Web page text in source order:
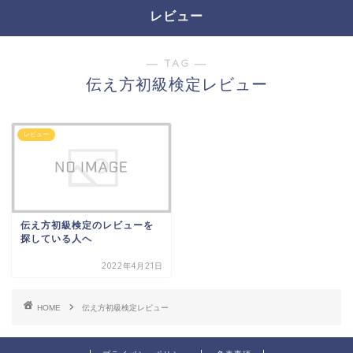
レビュー
― TAG ―
伝え方初級検定レビュー
レビュー
伝え方初級検定のレビューを
探している人へ
2022年4月21日
HOME 伝え方初級検定レビュー